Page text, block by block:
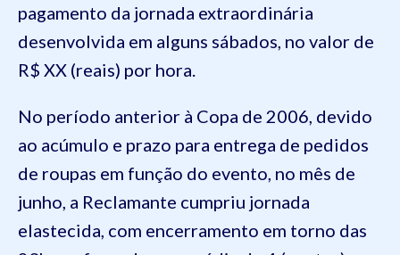
pagamento da jornada extraordinária
desenvolvida em alguns sábados, no valor de
R$ XX (reais) por hora.
No período anterior à Copa de 2006, devido
ao acúmulo e prazo para entrega de pedidos
de roupas em função do evento, no mês de
junho, a Reclamante cumpriu jornada
elastecida, com encerramento em torno das